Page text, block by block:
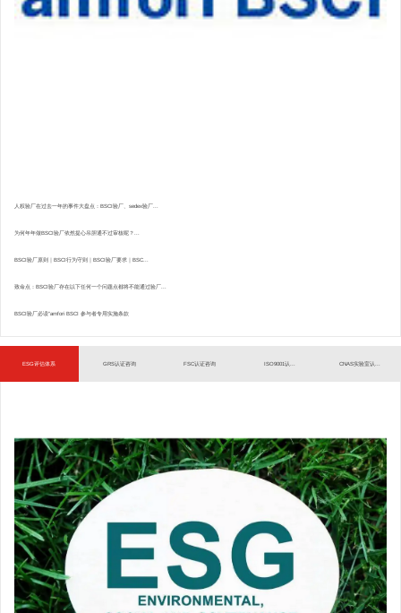
人权验厂在过去一年的事件大盘点：BSCI验厂、sedex验厂...
为何年年做BSCI验厂依然提心吊胆通不过审核呢？...
BSCI验厂原则｜BSCI行为守则｜BSCI验厂要求｜BSC...
致命点：BSCI验厂存在以下任何一个问题点都将不能通过验厂...
BSCI验厂必读”amfori BSCI 参与者专用实施条款
ESG评估体系 GRS认证咨询 FSC认证咨询 ISO9001认... CNAS实验室认...